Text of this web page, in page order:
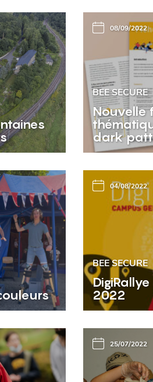
08/09/2022
BEE SECURE
Nouvelle
dark
04/08/2022
BEE SECURE
2022
25/07/2022